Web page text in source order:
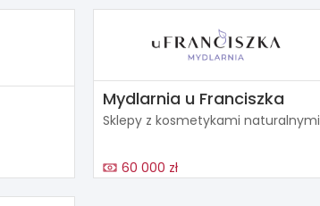
Mydlarnia u Franciszka
Sklepy z kosmetykami naturalnymi
60 000 zł